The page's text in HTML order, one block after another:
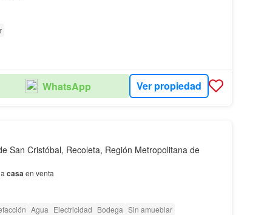
WhatsApp Ver propiedad
San Cristóbal, Recoleta, Región Metropolitana de
casaen venta
Agua Electricidad Bodega Sin amueblar